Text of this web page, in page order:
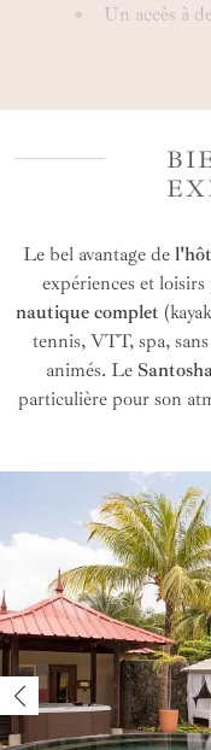
Un accès à
des early
possibilité
Une
spécialisé
Le bel avantage de
expériences et
nautique complet
tennis, VTT, spa,
animés. Le
particulière pour son